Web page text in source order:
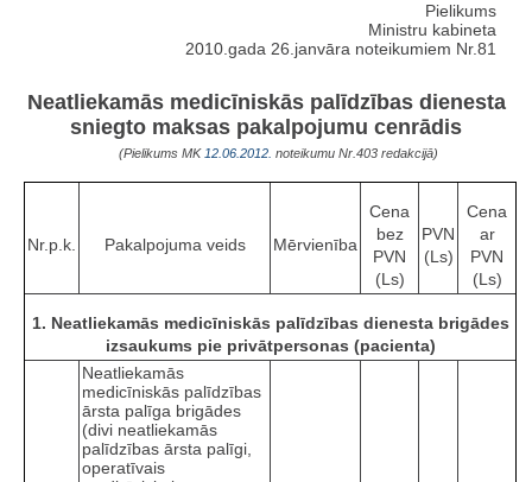
Pielikums
Ministru kabineta
2010.gada 26.janvāra noteikumiem Nr.81
Neatliekamās medicīniskās palīdzības dienesta
sniegto maksas pakalpojumu cenrādis
(Pielikums MK 12.06.2012. noteikumu Nr.403 redakcijā)
Nr.p.k. Pakalpojuma veids Mērvienība
Cena
bez
PVN
(Ls)
PVN
(Ls)
Cena
ar
PVN
(Ls)
1. Neatliekamās medicīniskās palīdzības dienesta brigādes
izsaukums pie privātpersonas (pacienta)
Neatliekamās
medicīniskās palīdzības
ārsta palīga brigādes
(divi neatliekamās
palīdzības ārsta palīgi,
operatīvais